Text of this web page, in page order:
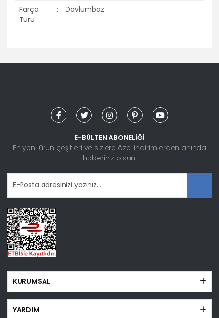
Parça
Türü
: Davlumbaz
konularda yetersiz gördüğünüz noktaları öneri formunu
Ürün açıklamasında eksik bilgiler bulunuyor.
Ürün bilgilerinde hatalar bulunuyor.
Ürün fiyatı diğer sitelerden daha pahalı.
Bu ürüne benzer farklı alternatifler olmalı.
E-BÜLTEN ABONELİĞİ
En yeni ürün çeşitleri ve sizlere özel indirimlerden anında
haberiniz olsun!
KURUMSAL
YARDIM